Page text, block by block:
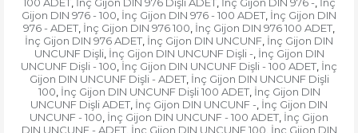
, , ,
Gijon DIN 976 - 100, İnç Gijon DIN 976 - 100 ADET, İnç Gijon DIN
976 - ADET, İnç Gijon DIN 976 100, İnç Gijon DIN 976 100 ADET,
İnç Gijon DIN 976 ADET, İnç Gijon DIN UNCUNF, İnç Gijon DIN
UNCUNF Dişli, İnç Gijon DIN UNCUNF Dişli -, İnç Gijon DIN
UNCUNF Dişli - 100, İnç Gijon DIN UNCUNF Dişli - 100 ADET, İnç
Gijon DIN UNCUNF Dişli - ADET, İnç Gijon DIN UNCUNF Dişli
100, İnç Gijon DIN UNCUNF Dişli 100 ADET, İnç Gijon DIN
UNCUNF Dişli ADET, İnç Gijon DIN UNCUNF -, İnç Gijon DIN
UNCUNF - 100, İnç Gijon DIN UNCUNF - 100 ADET, İnç Gijon
DIN UNCUNF - ADET, İnç Gijon DIN UNCUNF 100, İnç Gijon DIN